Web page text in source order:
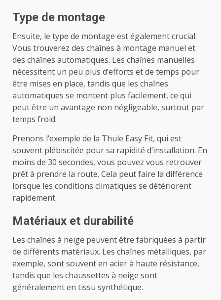
Type de montage
Ensuite, le type de montage est également crucial.
Vous trouverez des chaînes à montage manuel et
des chaînes automatiques. Les chaînes manuelles
nécessitent un peu plus d’efforts et de temps pour
être mises en place, tandis que les chaînes
automatiques se montent plus facilement, ce qui
peut être un avantage non négligeable, surtout par
temps froid.
Prenons l’exemple de la Thule Easy Fit, qui est
souvent plébiscitée pour sa rapidité d’installation. En
moins de 30 secondes, vous pouvez vous retrouver
prêt à prendre la route. Cela peut faire la différence
lorsque les conditions climatiques se détériorent
rapidement.
Matériaux et durabilité
Les chaînes à neige peuvent être fabriquées à partir
de différents matériaux. Les chaînes métalliques, par
exemple, sont souvent en acier à haute résistance,
tandis que les chaussettes à neige sont
généralement en tissu synthétique.